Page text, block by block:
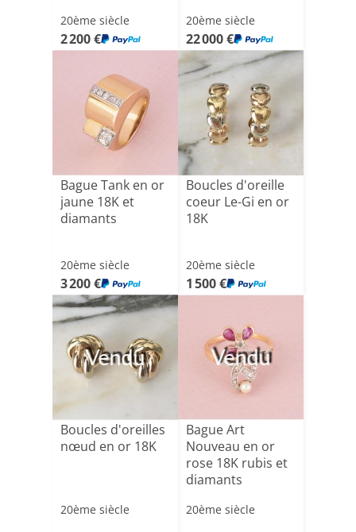
20ème siècle
2 200 €
20ème siècle
22 000 €
Bague Tank en or
jaune 18K et
diamants
20ème siècle
3 200 €
Boucles d'oreille
coeur Le-Gi en or
18K
20ème siècle
1 500 €
Vendu
Boucles d'oreilles
nœud en or 18K
20ème siècle
Vendu
Bague Art
Nouveau en or
rose 18K rubis et
diamants
20ème siècle